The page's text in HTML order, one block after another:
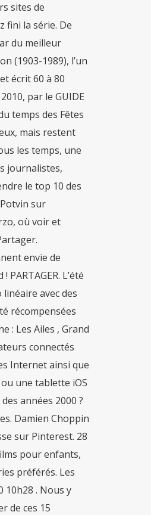
sites de
fini la série. De
du meilleur
(1903-1989), l’un
écrit 60 à 80
par le GUIDE
temps des Fêtes
mais restent
les temps, une
journalistes,
le top 10 des
sur
où voir et
envie de
L’été
avec des
récompensées
: Les Ailes , Grand
connectés
Internet ainsi que
une tablette iOS
années 2000 ?
Damien Choppin
sur Pinterest. 28
pour enfants,
préférés. Les
10h28 . Nous y
de ces 15